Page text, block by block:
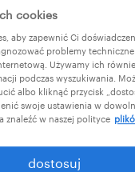
cookies
aby zapewnić Ci
problemy
Używamy ich
podczas wyszukiwania.
albo kliknąć przycisk
swoje ustawienia w
znaleźć w naszej polityce
dostosuj